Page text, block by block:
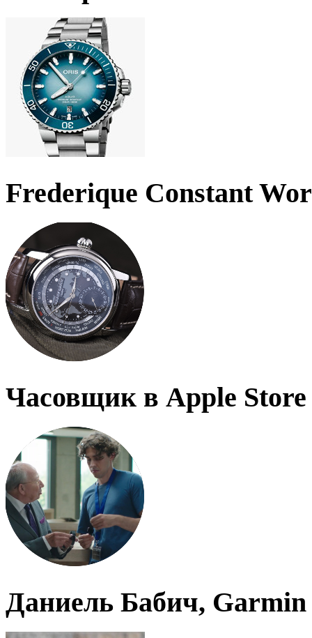
Frederique Constant
Часовщик в Apple Store
Даниель Бабич, Garmin